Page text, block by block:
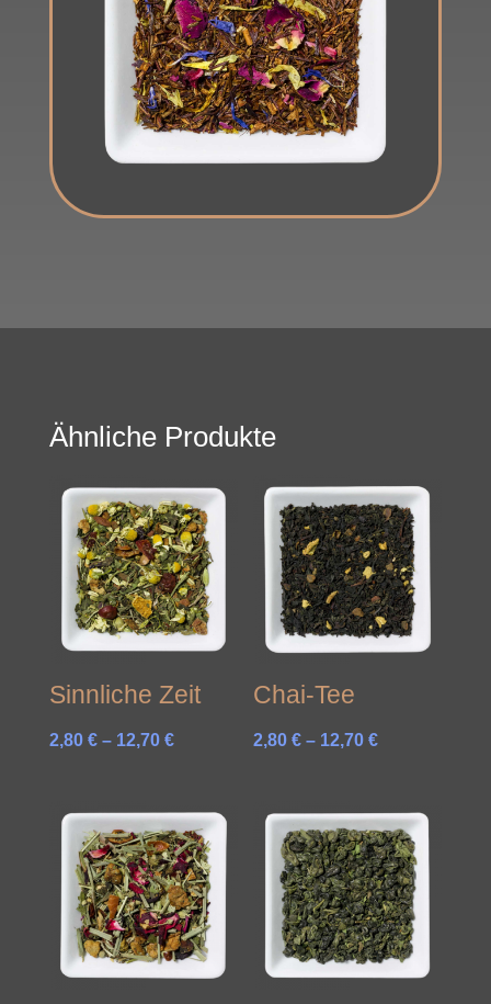
Ähnliche Produkte
Sinnliche Zeit
2,80 € – 12,70 €Preisspanne:
12,70 €
Chai-Tee
2,80€ – 12,70€Preisspanne:
12,70 €